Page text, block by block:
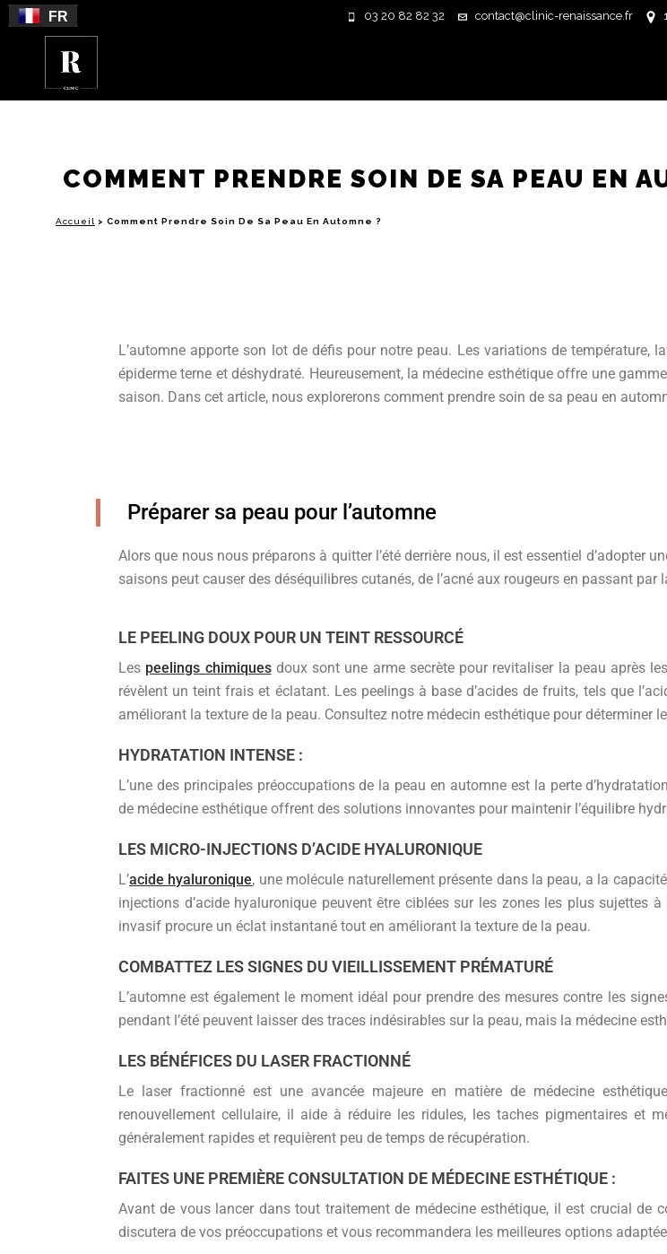
FR 03 20 82 82 32 contact@clinic-renaissance.fr
COMMENT PRENDRE SOIN DE SA PEAU EN
Accueil > Comment Prendre Soin De Sa Peau En Automne ?
L’automne apporte son lot de défis pour notre peau. Les variations de température,
épiderme terne et déshydraté. Heureusement, la médecine esthétique offre une
saison. Dans cet article, nous explorerons comment prendre soin de sa peau en
Préparer sa peau pour l’automne
Alors que nous nous préparons à quitter l’été derrière nous, il est essentiel d’adopter
saisons peut causer des déséquilibres cutanés, de l’acné aux rougeurs en passant
LE PEELING DOUX POUR UN TEINT RESSOURCÉ
Les peelings chimiquesdoux sont une arme secrète pour revitaliser la peau après
révèlent un teint frais et éclatant. Les peelings à base d’acides de fruits, tels que
améliorant la texture de la peau. Consultez notre médecin esthétique pour déterminer
HYDRATATION INTENSE :
L’une des principales préoccupations de la peau en automne est la perte
de médecine esthétique offrent des solutions innovantes pour maintenir l’équilibre
LES MICRO-INJECTIONS D’ACIDE HYALURONIQUE
L’acide hyaluronique, une molécule naturellement présente dans la peau, a la
injections d’acide hyaluronique peuvent être ciblées sur les zones les plus sujettes
invasif procure un éclat instantané tout en améliorant la texture de la peau.
COMBATTEZ LES SIGNES DU VIEILLISSEMENT PRÉMATURÉ
L’automne est également le moment idéal pour prendre des mesures contre les
pendant l’été peuvent laisser des traces indésirables sur la peau, mais la médecine
LES BÉNÉFICES DU LASER FRACTIONNÉ
Le laser fractionné est une avancée majeure en matière de médecine
renouvellement cellulaire, il aide à réduire les ridules, les taches pigmentaires et
généralement rapides et requièrent peu de temps de récupération.
FAITES UNE PREMIÈRE CONSULTATION DE MÉDECINE ESTHÉTIQUE :
Avant de vous lancer dans tout traitement de médecine esthétique, il est crucial de
discutera de vos préoccupations et vous recommandera les meilleures options